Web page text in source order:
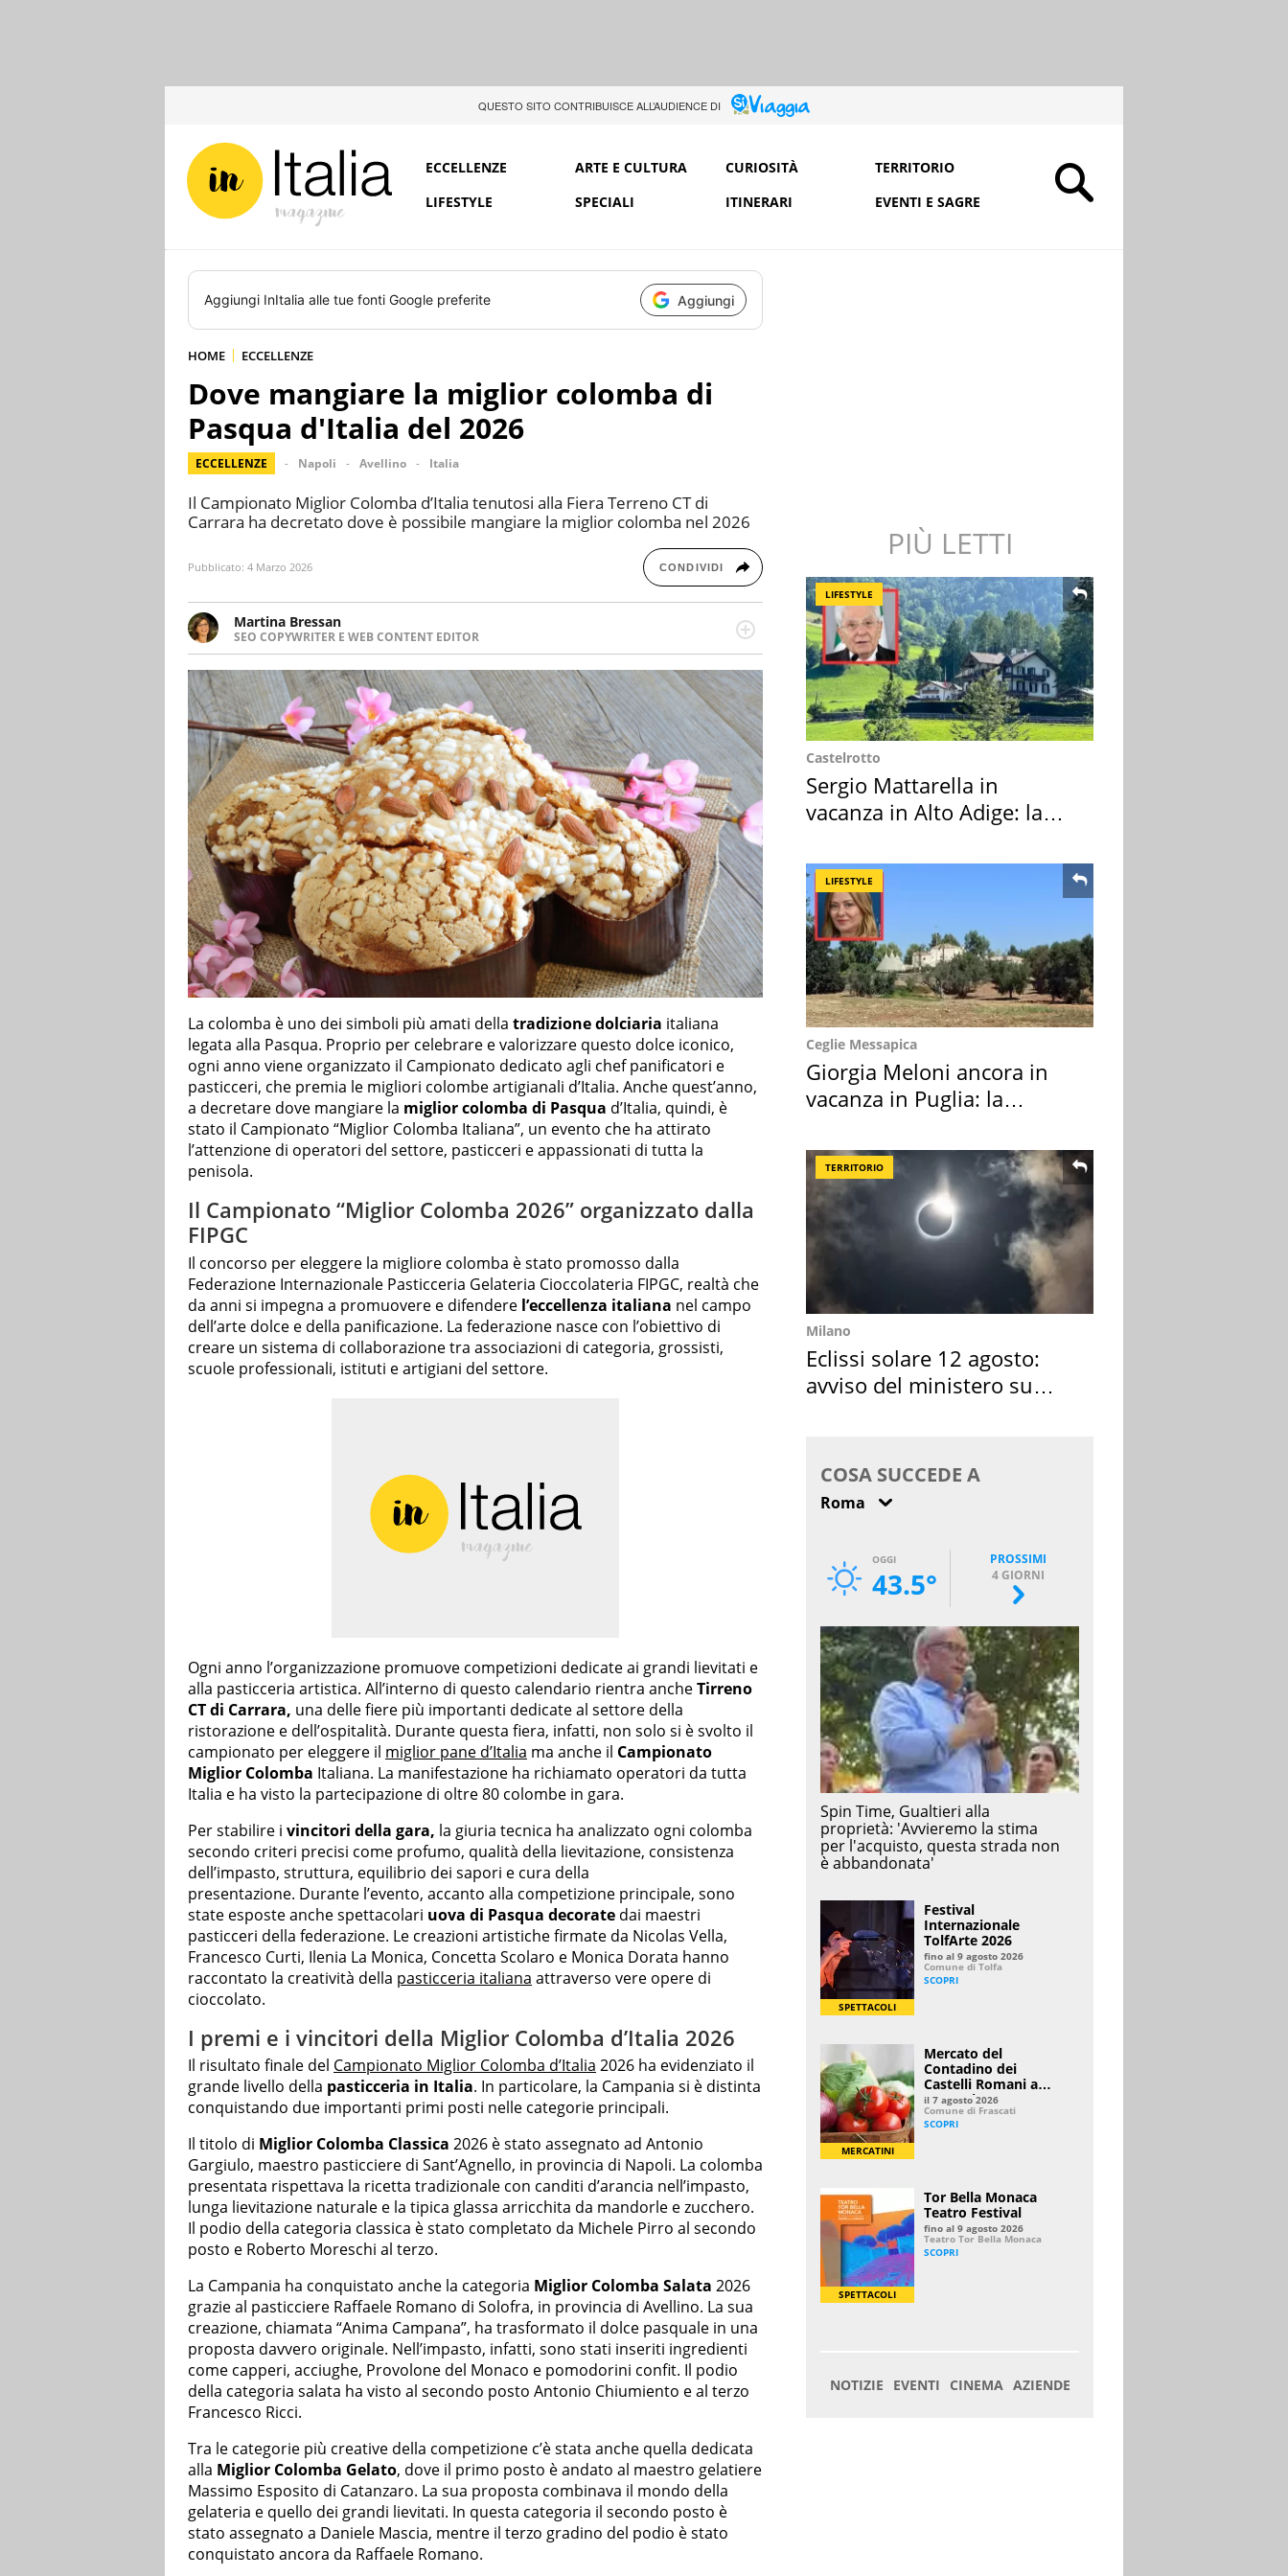
QUESTO SITO CONTRIBUISCE ALL’AUDIENCE DI
ECCELLENZE ARTE E CULTURA CURIOSITÀ
TERRITORIO
LIFESTYLE
SPECIALI ITINERARI EVENTI E SAGRE
Aggiungi InItalia alle tue fonti Google preferite Aggiungi
HOME ECCELLENZE
Dove mangiare la miglior colomba di
Pasqua d'Italia del 2026
ECCELLENZE Napoli Avellino Italia
Il Campionato Miglior Colomba d’Italia tenutosi alla Fiera Terreno CT di
Carrara ha decretato dove è possibile mangiare la miglior colomba nel 2026
Pubblicato: 4 Marzo 2026 CONDIVIDI
Martina Bressan
SEO COPYWRITER E WEB CONTENT EDITOR
Appassionata di viaggi, di trail running e di yoga, ama scoprire nuovi posti e
nuove culture. Curiosa, determinata e intraprendente adora leggere ma
soprattutto scrivere.
La colomba è uno dei simboli più amati della tradizione dolciaria italiana
legata alla Pasqua. Proprio per celebrare e valorizzare questo dolce iconico,
ogni anno viene organizzato il Campionato dedicato agli chef panificatori e
pasticceri, che premia le migliori colombe artigianali d’Italia. Anche quest’anno,
a decretare dove mangiare la miglior colomba di Pasqua d’Italia, quindi, è
stato il Campionato “Miglior Colomba Italiana”, un evento che ha attirato
l’attenzione di operatori del settore, pasticceri e appassionati di tutta la
penisola.
Il Campionato “Miglior Colomba 2026” organizzato dalla
FIPGC
Il concorso per eleggere la migliore colomba è stato promosso dalla
Federazione Internazionale Pasticceria Gelateria Cioccolateria FIPGC, realtà che
da anni si impegna a promuovere e difendere l’eccellenza italiana nel campo
dell’arte dolce e della panificazione. La federazione nasce con l’obiettivo di
creare un sistema di collaborazione tra associazioni di categoria, grossisti,
scuole professionali, istituti e artigiani del settore.
Ogni anno l’organizzazione promuove competizioni dedicate ai grandi lievitati e
alla pasticceria artistica. All’interno di questo calendario rientra ancheTirreno
CT di Carrara, una delle fiere più importanti dedicate al settore della
ristorazione e dell’ospitalità. Durante questa fiera, infatti, non solo si è svolto il
campionato per eleggere il miglior pane d’Italia ma anche il Campionato
Miglior Colomba Italiana. La manifestazione ha richiamato operatori da tutta
Italia e ha visto la partecipazione di oltre 80 colombe in gara.
Per stabilire i vincitori della gara, la giuria tecnica ha analizzato ogni colomba
secondo criteri precisi come profumo, qualità della lievitazione, consistenza
dell’impasto, struttura, equilibrio dei sapori e cura della
presentazione. Durante l’evento, accanto alla competizione principale, sono
state esposte anche spettacolari uova di Pasqua decorate dai maestri
pasticceri della federazione. Le creazioni artistiche firmate da Nicolas Vella,
Francesco Curti, Ilenia La Monica, Concetta Scolaro e Monica Dorata hanno
raccontato la creatività della pasticceria italiana attraverso vere opere di
cioccolato.
I premi e i vincitori della Miglior Colomba d’Italia 2026
Il risultato finale del Campionato Miglior Colomba d’Italia 2026 ha evidenziato il
grande livello della pasticceria in Italia. In particolare, la Campania si è distinta
conquistando due importanti primi posti nelle categorie principali.
Il titolo di Miglior Colomba Classica 2026 è stato assegnato ad Antonio
Gargiulo, maestro pasticciere di Sant’Agnello, in provincia di Napoli. La colomba
presentata rispettava la ricetta tradizionale con canditi d’arancia nell’impasto,
lunga lievitazione naturale e la tipica glassa arricchita da mandorle e zucchero.
Il podio della categoria classica è stato completato da Michele Pirro al secondo
posto e Roberto Moreschi al terzo.
La Campania ha conquistato anche la categoria Miglior Colomba Salata 2026
grazie al pasticciere Raffaele Romano di Solofra, in provincia di Avellino. La sua
creazione, chiamata “Anima Campana”, ha trasformato il dolce pasquale in una
proposta davvero originale. Nell’impasto, infatti, sono stati inseriti ingredienti
come capperi, acciughe, Provolone del Monaco e pomodorini confit. Il podio
della categoria salata ha visto al secondo posto Antonio Chiumiento e al terzo
Francesco Ricci.
Tra le categorie più creative della competizione c’è stata anche quella dedicata
alla Miglior Colomba Gelato, dove il primo posto è andato al maestro gelatiere
Massimo Esposito di Catanzaro. La sua proposta combinava il mondo della
gelateria e quello dei grandi lievitati. In questa categoria il secondo posto è
stato assegnato a Daniele Mascia, mentre il terzo gradino del podio è stato
conquistato ancora da Raffaele Romano.
PIÙ LETTI
LIFESTYLE
Castelrotto
Sergio Mattarella in
vacanza in Alto Adige: la
LIFESTYLE
Ceglie Messapica
Giorgia Meloni ancora in
vacanza in Puglia: la
TERRITORIO
Milano
Eclissi solare 12 agosto:
avviso del ministero su